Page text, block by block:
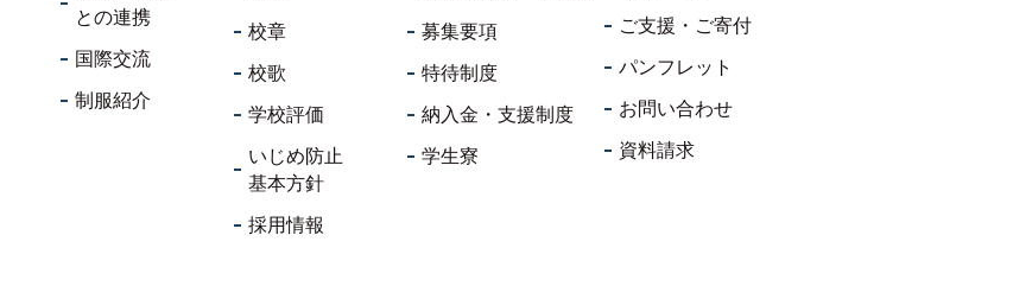
との連携
国際交流
制服紹介
校章
校歌
学校評価
いじめ防止
基本方針
採用情報
募集要項
特待制度
納入金・支援制度
学生寮
ご支援・ご寄付
パンフレット
お問い合わせ
資料請求